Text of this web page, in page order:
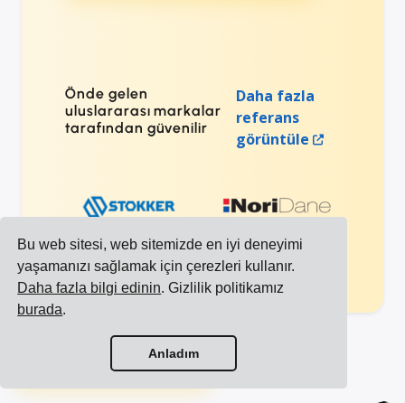
Bu web sitesi, web sitemizde en iyi deneyimi
yaşamanızı sağlamak için çerezleri kullanır.
Daha fazla bilgi edinin. Gizlilik politikamız
burada.
Anladım
Önde gelen
uluslararası markalar
tarafından güvenilir
Daha fazla
referans
görüntüle
Tüm entegrasyonları görüntüle
Tüm taşıyıcıları görüntüle